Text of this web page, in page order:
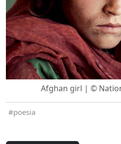
Afghan girl | ©
poesia